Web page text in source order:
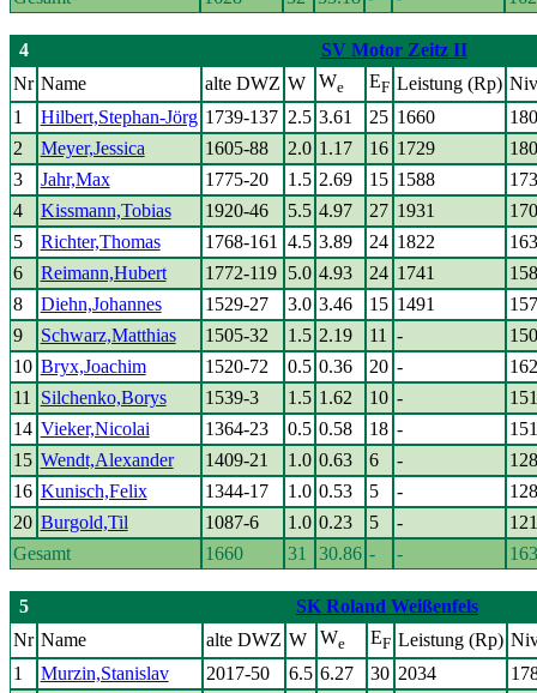
4
SV Motor Zeitz II
Nr Name alte DWZ W We EF Leistung (Rp)
1
Hilbert,Stephan-Jörg 1739-137 2.5 3.61 25 1660
2
Meyer,Jessica 1605-88 2.0 1.17 16 1729
3
Jahr,Max 1775-20 1.5 2.69 15 1588
4
Kissmann,Tobias 1920-46 5.5 4.97 27 1931
5
Richter,Thomas 1768-161 4.5 3.89 24 1822
6
Reimann,Hubert 1772-119 5.0 4.93 24 1741
8
Diehn,Johannes 1529-27 3.0 3.46 15 1491
9
Schwarz,Matthias 1505-32 1.5 2.19 11 -
10 Bryx,Joachim 1520-72 0.5 0.36 20 -
11
Silchenko,Borys 1539-3 1.5 1.62 10 -
14 Vieker,Nicolai 1364-23 0.5 0.58 18 -
15 Wendt,Alexander 1409-21 1.0 0.63 6 -
16 Kunisch,Felix 1344-17 1.0 0.53 5 -
20 Burgold,Til 1087-6 1.0 0.23 5 -
Gesamt
1660 31 30.86 - -
5
SK Roland Weißenfels
Nr Name alte DWZ W We EF Leistung (Rp)
1
Murzin,Stanislav 2017-50 6.5 6.27 30 2034